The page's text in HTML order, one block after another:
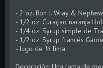
- 2 oz. Ron J. Wray &
- 1/2 oz. Curaçao naranja
- 1/4 oz. Syrup simple de
- 1/2 oz. Syrup francés
- Jugo de ½ lima